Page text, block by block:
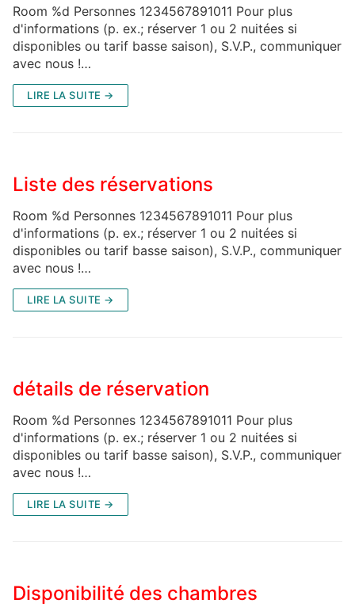
Room %d Personnes 1234567891011 Pour plus
d'informations (p. ex.; réserver 1 ou 2 nuitées si
disponibles ou tarif basse saison), S.V.P., communiquer
avec nous !…
LIRE LA SUITE →
Liste des réservations
Room %d Personnes 1234567891011 Pour plus
d'informations (p. ex.; réserver 1 ou 2 nuitées si
disponibles ou tarif basse saison), S.V.P., communiquer
avec nous !…
LIRE LA SUITE →
détails de réservation
Room %d Personnes 1234567891011 Pour plus
d'informations (p. ex.; réserver 1 ou 2 nuitées si
disponibles ou tarif basse saison), S.V.P., communiquer
avec nous !…
LIRE LA SUITE →
Disponibilité des chambres